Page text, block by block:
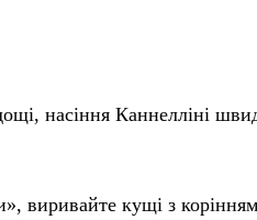
насіння Каннелліні
виривайте кущі з